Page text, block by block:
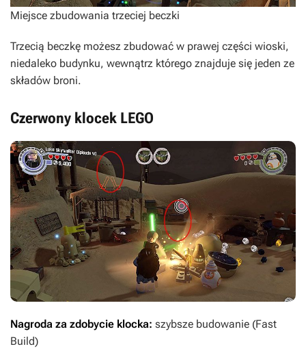
Miejsce zbudowania trzeciej beczki
Trzecią beczkę możesz zbudować w prawej części wioski,
niedaleko budynku, wewnątrz którego znajduje się jeden ze
składów broni.
Czerwony klocek LEGO
Nagroda za zdobycie klocka: szybsze budowanie (Fast
Build)